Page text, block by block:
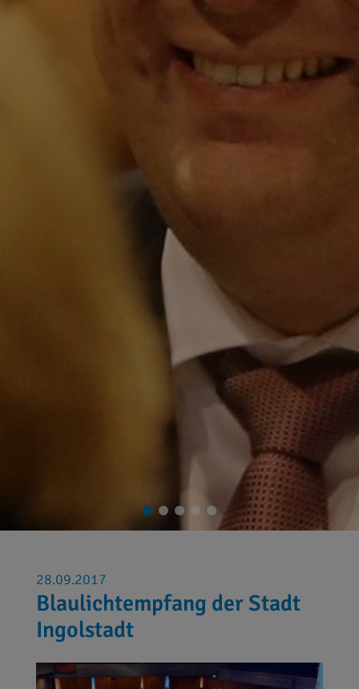
28.09.2017
Blaulichtempfang der Stadt
Ingolstadt